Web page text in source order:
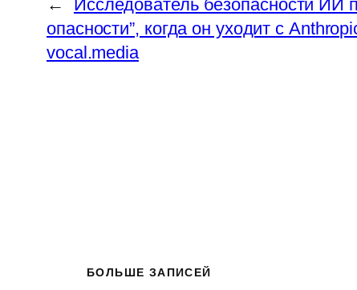
←
Исследователь безопасности ИИ
опасности”, когда он уходит с
vocal.media
БОЛЬШЕ ЗАПИСЕЙ